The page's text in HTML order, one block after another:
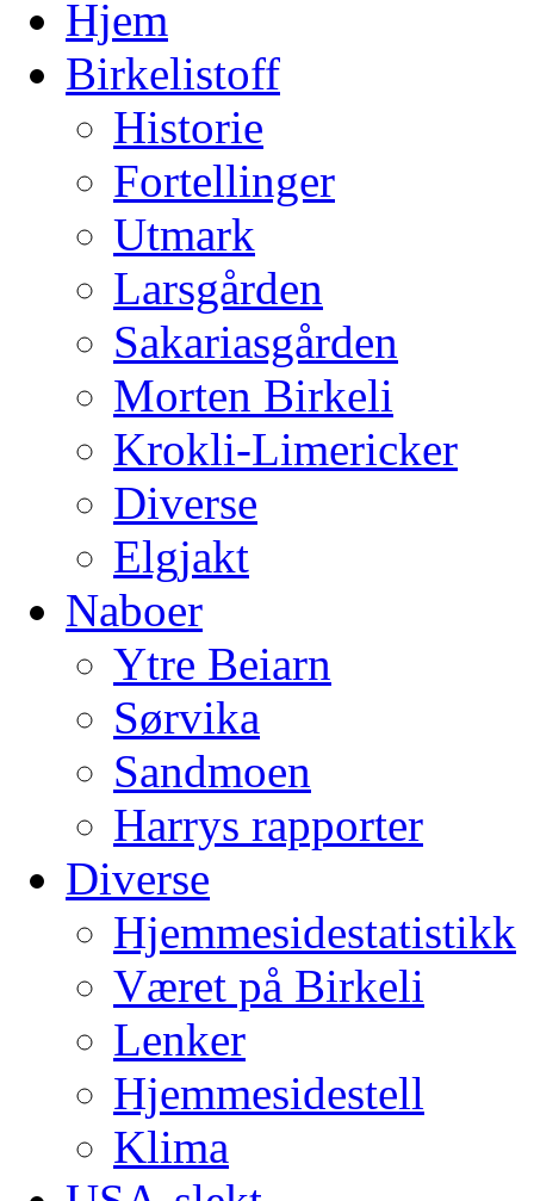
Hjem
Birkelistoff
Historie
Fortellinger
Utmark
Larsgården
Sakariasgården
Morten Birkeli
Krokli-Limericker
Diverse
Elgjakt
Naboer
Ytre Beiarn
Sørvika
Sandmoen
Harrys rapporter
Diverse
Hjemmesidestatistikk
Været på Birkeli
Lenker
Hjemmesidestell
Klima